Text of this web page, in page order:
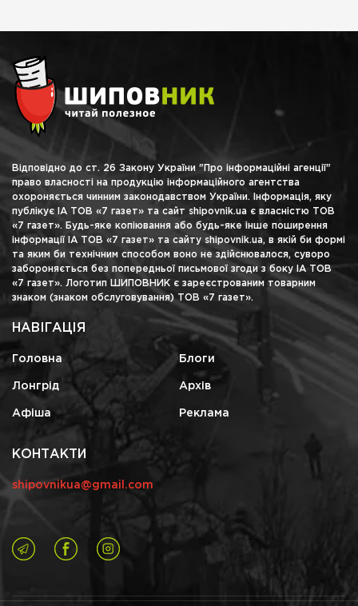
Відповідно до ст. 26 Закону України "Про інформаційні агенції"
право власності на продукцію інформаційного агентства
охороняється чинним законодавством України. Інформація, яку
публікує ІА ТОВ «7 газет» та сайт shipovnik.ua є власністю ТОВ
«7 газет». Будь-яке копіювання або будь-яке інше поширення
інформації ІА ТОВ «7 газет» та сайту shipovnik.ua, в якій би формі
та яким би технічним способом воно не здійснювалося, суворо
забороняється без попередньої письмової згоди з боку ІА ТОВ
«7 газет». Логотип ШИПОВНИК є зареєстрованим товарним
знаком (знаком обслуговування) ТОВ «7 газет».
НАВІГАЦІЯ
Головна Блоги
Лонгрід Архів
Афіша Реклама
КОНТАКТИ
shipovnikua@gmail.com